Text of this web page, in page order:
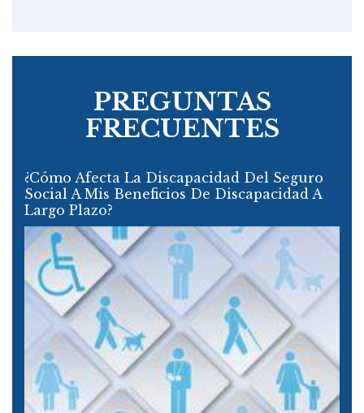
PREGUNTAS
FRECUENTES
¿Cómo Afecta La Discapacidad Del Seguro
Social A Mis Beneficios De Discapacidad A
Largo Plazo?